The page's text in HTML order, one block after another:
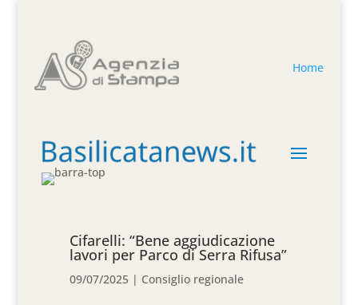
Home
Cifarelli: “Bene aggiudicazione
lavori per Parco di Serra Rifusa”
09/07/2025 | Consiglio regionale